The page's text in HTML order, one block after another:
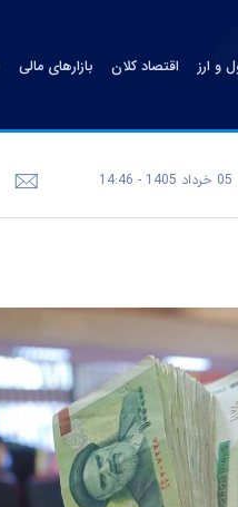
و ارز اقتصاد کلان بازارهای مالی
05 خرداد 1405 - 14:46